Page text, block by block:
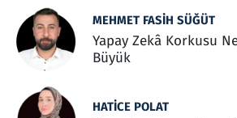
MEHMET FASIH SÜĞÜT
Yapay Zekâ Korkusu
Büyük
HATICE POLAT